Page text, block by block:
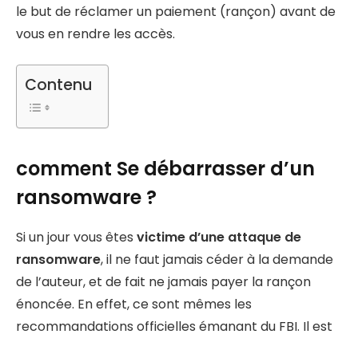
le but de réclamer un paiement (rançon) avant de
vous en rendre les accès.
Contenu
comment Se débarrasser d’un
ransomware ?
Si un jour vous êtes victime d’une attaque de
ransomware, il ne faut jamais céder à la demande
de l’auteur, et de fait ne jamais payer la rançon
énoncée. En effet, ce sont mêmes les
recommandations officielles émanant du FBI. Il est